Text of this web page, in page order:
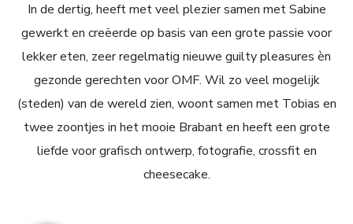
In de dertig, heeft met veel plezier samen met Sabine
gewerkt en creëerde op basis van een grote passie voor
lekker eten, zeer regelmatig nieuwe guilty pleasures èn
gezonde gerechten voor OMF. Wil zo veel mogelijk
(steden) van de wereld zien, woont samen met Tobias en
twee zoontjes in het mooie Brabant en heeft een grote
liefde voor grafisch ontwerp, fotografie, crossfit en
cheesecake.